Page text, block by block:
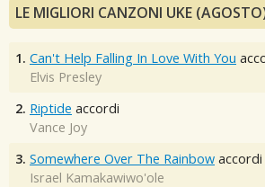
LE MIGLIORI CANZONI UKE
1. Can't Help Falling In Love With You
Elvis Presley
2. Riptide accordi
Vance Joy
3. Somewhere Over The Rainbow accordi
Israel Kamakawiwo'ole